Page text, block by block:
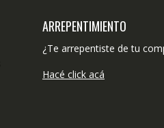
ARREPENTIMIENTO
¿Te arrepentiste de tu
Hacé click acá